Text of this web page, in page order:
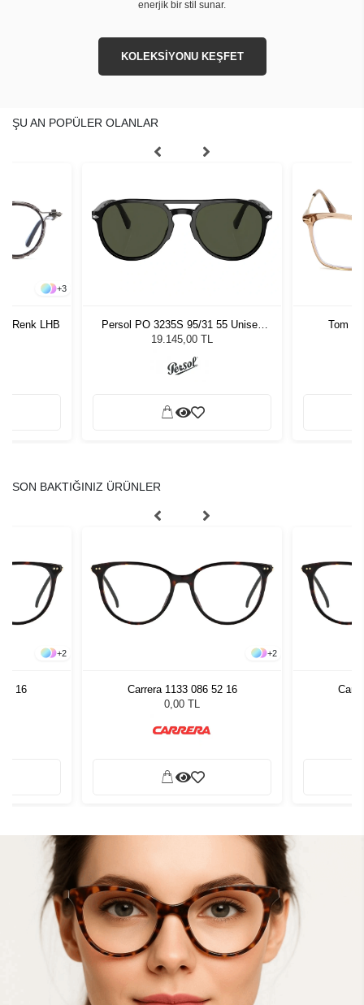
enerjik bir stil sunar.
KOLEKSİYONU KEŞFET
ŞU AN POPÜLER OLANLAR
+3
Renk LHB
Persol PO 3235S 95/31 55 Unisex
Güneş Gözlüğü
19.145,00 TL
Tom
SON BAKTIĞINIZ ÜRÜNLER
+2
16
+2
Carrera 1133 086 52 16
0,00 TL